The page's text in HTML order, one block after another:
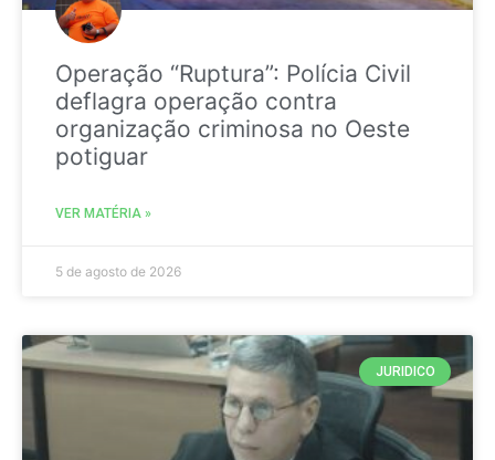
Operação “Ruptura”: Polícia Civil
deflagra operação contra
organização criminosa no Oeste
potiguar
VER MATÉRIA »
5 de agosto de 2026
JURIDICO